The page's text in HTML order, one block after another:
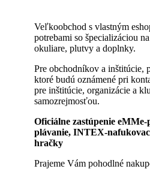
Veľkoobchod s vlastným
potrebami so špecializáciou
okuliare, plutvy a doplnky.
Pre obchodníkov a inštitúcie,
ktoré budú oznámené pri
pre inštitúcie, organizácie a
samozrejmosťou.
Oficiálne zastúpenie
plávanie, INTEX-
hračky
Prajeme Vám pohodlné